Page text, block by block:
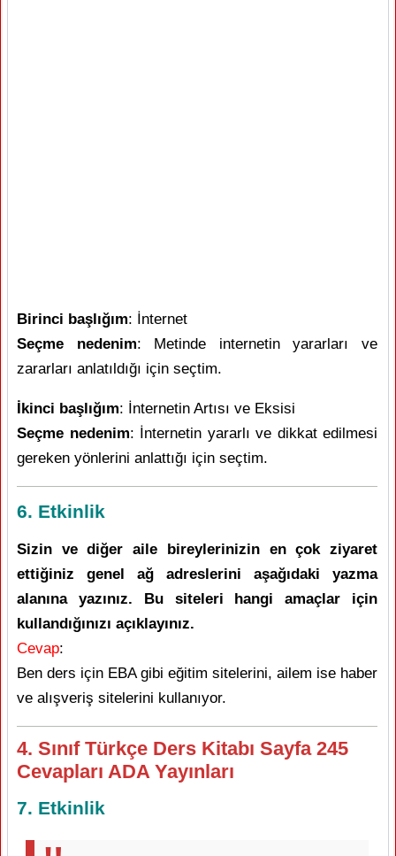
Birinci başlığım: İnternet
Seçme nedenim: Metinde internetin yararları ve
zararları anlatıldığı için seçtim.
İkinci başlığım: İnternetin Artısı ve Eksisi
Seçme nedenim: İnternetin yararlı ve dikkat edilmesi
gereken yönlerini anlattığı için seçtim.
6. Etkinlik
Sizin ve diğer aile bireylerinizin en çok ziyaret
ettiğiniz genel ağ adreslerini aşağıdaki yazma
alanına yazınız. Bu siteleri hangi amaçlar için
kullandığınızı açıklayınız.
Cevap:
Ben ders için EBA gibi eğitim sitelerini, ailem ise haber
ve alışveriş sitelerini kullanıyor.
4. Sınıf Türkçe Ders Kitabı Sayfa 245
Cevapları ADA Yayınları
7. Etkinlik